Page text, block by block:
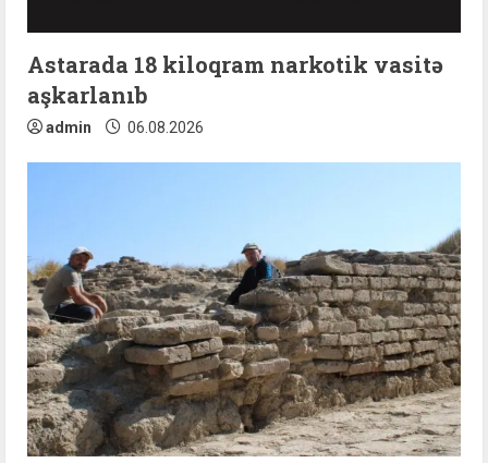
Astarada 18 kiloqram narkotik vasitə
aşkarlanıb
admin 06.08.2026